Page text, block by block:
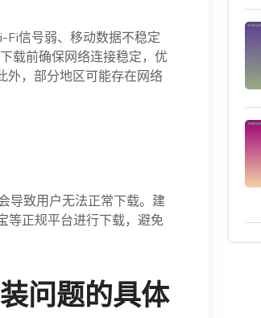
信号弱、移动数据不稳定
载前确保网络连接稳定，优
外，部分地区可能存在网络
导致用户无法正常下载。建
等正规平台进行下载，避免
问题的具体